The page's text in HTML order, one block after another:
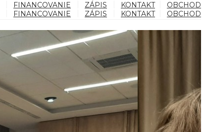
FINANCOVANIE ZÁPIS KONTAKT OBCHOD
FINANCOVANIE ZÁPIS KONTAKT OBCHOD